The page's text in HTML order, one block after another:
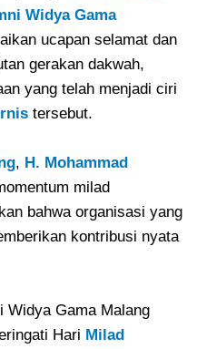
Widya Gama
ucapan selamat dan
gerakan dakwah,
yang telah menjadi ciri
tersebut.
, H. Mohammad
milad
bahwa organisasi yang
kontribusi nyata
Widya Gama Malang
Hari Milad